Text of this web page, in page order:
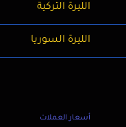
الليرة التركية
الليرة السوريا
أسعار العملات